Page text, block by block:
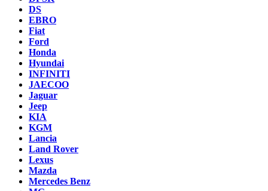
DS
EBRO
Fiat
Ford
Honda
Hyundai
INFINITI
JAECOO
Jaguar
Jeep
KIA
KGM
Lancia
Land Rover
Lexus
Mazda
Mercedes Benz